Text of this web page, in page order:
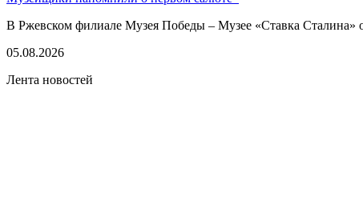
В Ржевском филиале Музея Победы – Музее «Ставка Сталина»
05.08.2026
Лента новостей